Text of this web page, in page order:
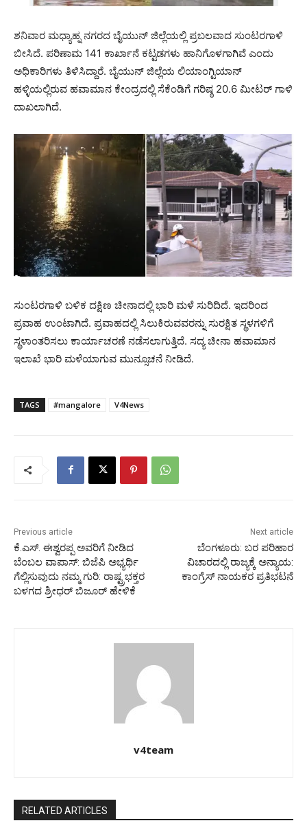
ಶನಿವಾರ ಮಧ್ಯಾಹ್ನ ನಗರದ ಬೈಯುನ್ ಜಿಲ್ಲೆಯಲ್ಲಿ ಪ್ರಬಲವಾದ ಸುಂಟರಗಾಳಿ
ಬೀಸಿದೆ. ಪರಿಣಾಮ 141 ಕಾರ್ಖಾನೆ ಕಟ್ಟಡಗಳು ಹಾನಿಗೊಳಗಾಗಿವೆ ಎಂದು
ಅಧಿಕಾರಿಗಳು ತಿಳಿಸಿದ್ದಾರೆ. ಬೈಯುನ್ ಜಿಲ್ಲೆಯ ಲಿಯಾಂಗ್ಟಿಯಾನ್
ಹಳ್ಳಿಯಲ್ಲಿರುವ ಹವಾಮಾನ ಕೇಂದ್ರದಲ್ಲಿ ಸೆಕೆಂಡಿಗೆ ಗರಿಷ್ಠ 20.6 ಮೀಟರ್ ಗಾಳಿ
ದಾಖಲಾಗಿದೆ.
ಸುಂಟರಗಾಳಿ ಬಳಿಕ ದಕ್ಷಿಣ ಚೀನಾದಲ್ಲಿ ಭಾರಿ ಮಳೆ ಸುರಿದಿದೆ. ಇದರಿಂದ
ಪ್ರವಾಹ ಉಂಟಾಗಿದೆ. ಪ್ರವಾಹದಲ್ಲಿ ಸಿಲುಕಿರುವವರನ್ನು ಸುರಕ್ಷಿತ ಸ್ಥಳಗಳಿಗೆ
ಸ್ಥಳಾಂತರಿಸಲು ಕಾರ್ಯಾಚರಣೆ ನಡೆಸಲಾಗುತ್ತಿದೆ. ಸದ್ಯ ಚೀನಾ ಹವಾಮಾನ
ಇಲಾಖೆ ಭಾರಿ ಮಳೆಯಾಗುವ ಮುನ್ಸೂಚನೆ ನೀಡಿದೆ.
TAGS #mangalore V4News
Previous article
ಕೆ.ಎಸ್. ಈಶ್ವರಪ್ಪ ಅವರಿಗೆ ನೀಡಿದ
ಬೆಂಬಲ ವಾಪಾಸ್: ಬಿಜೆಪಿ ಅಭ್ಯರ್ಥಿ
ಗೆಲ್ಲಿಸುವುದು ನಮ್ಮ ಗುರಿ: ರಾಷ್ಟ್ರಭಕ್ತರ
ಬಳಗದ ಶ್ರೀಧರ್ ಬಿಜೂರ್ ಹೇಳಿಕೆ
Next article
ಬೆಂಗಳೂರು: ಬರ ಪರಿಹಾರ
ವಿಚಾರದಲ್ಲಿ ರಾಜ್ಯಕ್ಕೆ ಅನ್ಯಾಯ:
ಕಾಂಗ್ರೆಸ್ ನಾಯಕರ ಪ್ರತಿಭಟನೆ
v4team
RELATED ARTICLES